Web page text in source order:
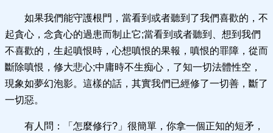
如果我們能守護根門，當看到或者聽到了我們喜歡的，不
起貪心，念貪心的過患而制止它;當看到或者聽到、想到我們
不喜歡的，生起嗔恨時，心想嗔恨的果報，嗔恨的罪障，從而
斷除嗔恨，修大悲心;中庸時不生痴心，了知一切法體性空，
現象如夢幻泡影。這樣的話，其實我們已經修了一切善，斷了
一切惡。
有人問：「怎麼修行?」很簡單，你拿一個正知的短矛，